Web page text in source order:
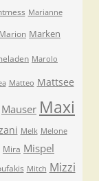
Marianne
Marion Marken
Marolo
Matteo Mattsee
Mauser Maxi
Melk Melone
Mira Mispel
Mitch Mizzi